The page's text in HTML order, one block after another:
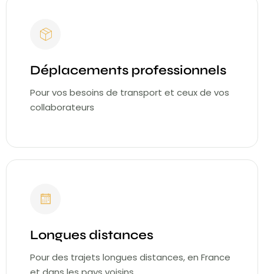
Déplacements professionnels
Pour vos besoins de transport et ceux de vos
collaborateurs
Longues distances
Pour des trajets longues distances, en France